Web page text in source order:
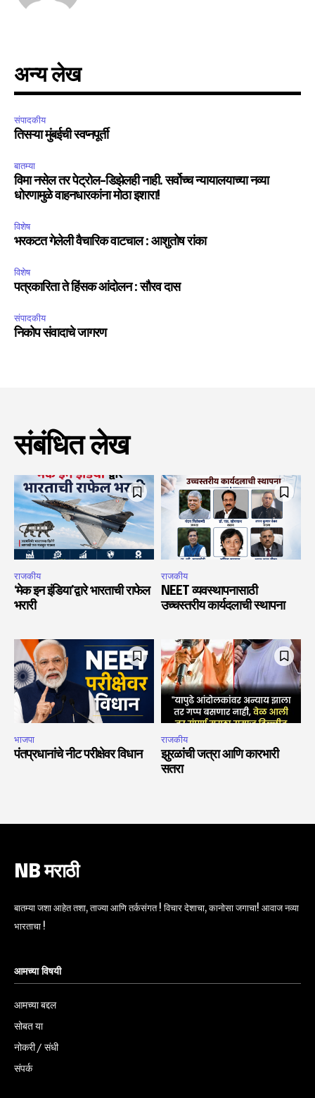
अन्य लेख
संपादकीय
तिसऱ्या मुंबईची स्वप्नपूर्ती
बातम्या
विमा नसेल तर पेट्रोल-डिझेलही नाही. सर्वोच्च न्यायालयाच्या नव्या
धोरणामुळे वाहनधारकांना मोठा इशारा!
विशेष
भरकटत गेलेली वैचारिक वाटचाल : आशुतोष रांका
विशेष
पत्रकारिता ते हिंसक आंदोलन : सौरव दास
संपादकीय
निकोप संवादाचे जागरण
संबंधित लेख
राजकीय
‘मेक इन इंडिया’द्वारे भारताची राफेल
भरारी
राजकीय
NEET व्यवस्थापनासाठी
उच्चस्तरीय कार्यदलाची स्थापना
भाजपा
पंतप्रधानांचे नीट परीक्षेवर विधान
राजकीय
झुरळांची जत्रा आणि कारभारी
सतरा
NB मराठी
बातम्या जशा आहेत तशा, ताज्या आणि तर्कसंगत ! विचार देशाचा, कानोसा जगाचा! आवाज नव्या
भारताचा !
आमच्या विषयी
आमच्या बद्दल
सोबत या
नोकरी / संधी
संपर्क